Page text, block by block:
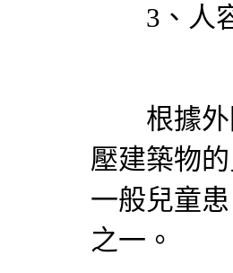
3、人容
根據外國
壓建築物
一般兒童
之一。